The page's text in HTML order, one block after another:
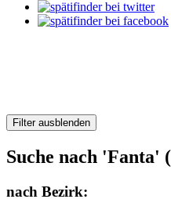
Filter ausblenden
Suche nach 'Fanta'
nach Bezirk: